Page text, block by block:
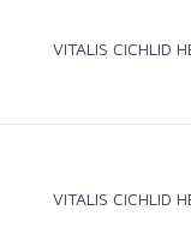
VITALIS CICHLID
VITALIS CICHLID